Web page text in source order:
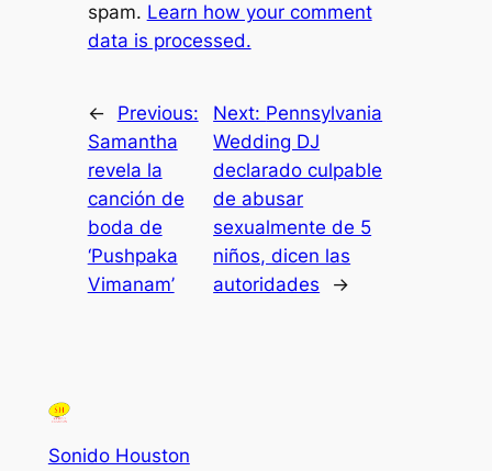
spam. Learn how your comment
data is processed.
←
Previous:
Samantha
revela la
canción de
boda de
‘Pushpaka
Vimanam’
Next: Pennsylvania
Wedding DJ
declarado culpable
de abusar
sexualmente de 5
niños, dicen las
autoridades
→
Sonido Houston